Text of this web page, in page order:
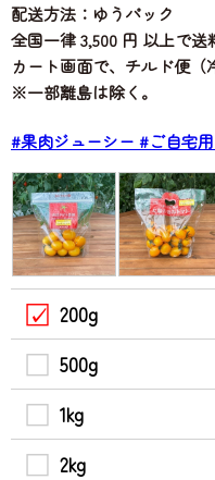
配送方法：ゆうパック
全国一律 3,500 円 以上で送
カート画面で、チルド便（
※一部離島は除く。
#果肉ジューシー #ご自宅用
200g
500g
1kg
2kg